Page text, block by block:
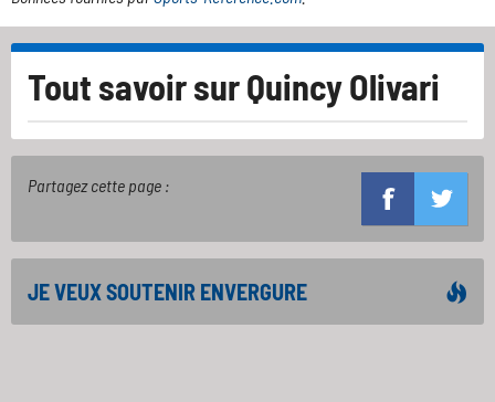
Tout savoir surQuincy Olivari
Partagez cette page :
JE VEUX SOUTENIR ENVERGURE